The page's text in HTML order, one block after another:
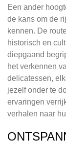
Een ander
de kans om de
kennen. De
historisch en
diepgaand
het verkennen
delicatessen,
jezelf onder te
ervaringen
verhalen naar